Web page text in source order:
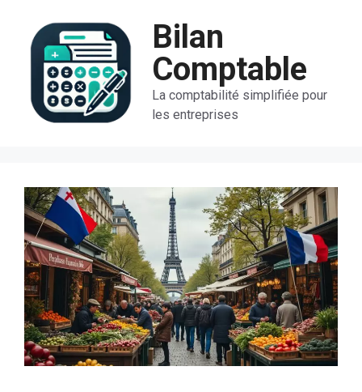
contenu
Bilan
Comptable
La comptabilité simplifiée pour
les entreprises